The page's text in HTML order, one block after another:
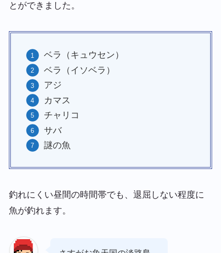
とができました。
ベラ（キュウセン）
ベラ（イソベラ）
アジ
カマス
チャリコ
サバ
謎の魚
釣れにくい昼間の時間帯でも、退屈しない程度に
魚が釣れます。